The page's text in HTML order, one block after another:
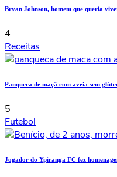
Bryan Johnson, homem que queria
4
Receitas
Panqueca de maçã com aveia sem
5
Futebol
Jogador do Ypiranga FC fez